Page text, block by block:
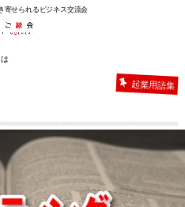
寄せられるビジネス交流会
起業用語集